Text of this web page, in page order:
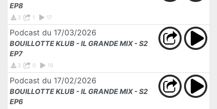
EP8
3 1 17
Podcast du 17/03/2026
BOUILLOTTE KLUB - IL GRANDE MIX - S2
EP7
3 0 19
Podcast du 17/02/2026
BOUILLOTTE KLUB - IL GRANDE MIX - S2
EP6